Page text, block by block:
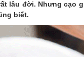
lâu đời. Nhưng cạo
biết.